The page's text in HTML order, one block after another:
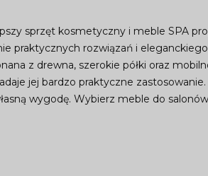
sprzęt kosmetyczny i meble SPA
praktycznych rozwiązań i
z drewna, szerokie półki oraz
jej bardzo praktyczne zastosowanie.
wygodę. Wybierz meble do